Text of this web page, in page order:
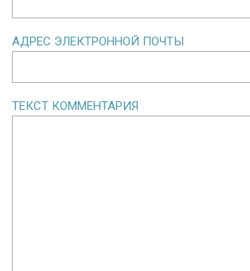
АДРЕС ЭЛЕКТРОННОЙ ПОЧТЫ
ТЕКСТ КОММЕНТАРИЯ